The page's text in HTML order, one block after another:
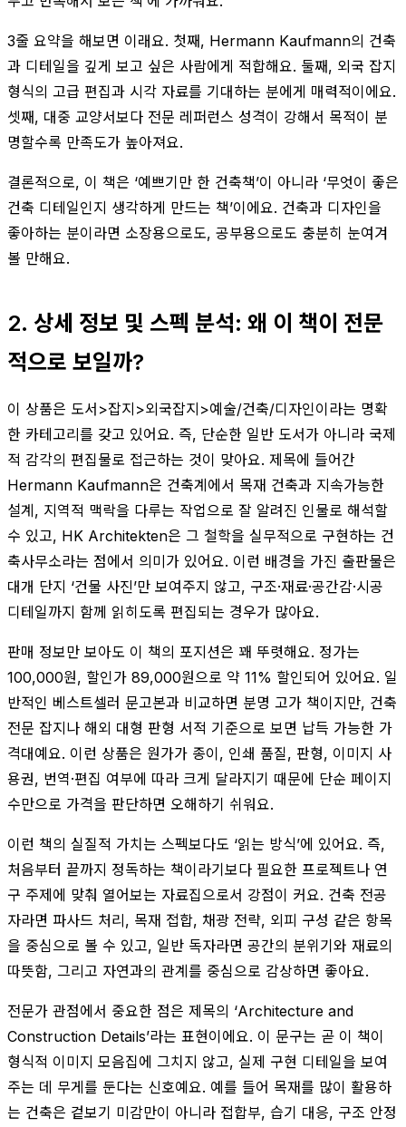
3줄 요약을 해보면 이래요. 첫째, Hermann Kaufmann의 건축
과 디테일을 깊게 보고 싶은 사람에게 적합해요. 둘째, 외국 잡지
형식의 고급 편집과 시각 자료를 기대하는 분에게 매력적이에요.
셋째, 대중 교양서보다 전문 레퍼런스 성격이 강해서 목적이 분
명할수록 만족도가 높아져요.
결론적으로, 이 책은 ‘예쁘기만 한 건축책’이 아니라 ‘무엇이 좋은
건축 디테일인지 생각하게 만드는 책’이에요. 건축과 디자인을
좋아하는 분이라면 소장용으로도, 공부용으로도 충분히 눈여겨
볼 만해요.
2. 상세 정보 및 스펙 분석: 왜 이 책이 전문
적으로 보일까?
이 상품은 도서>잡지>외국잡지>예술/건축/디자인이라는 명확
한 카테고리를 갖고 있어요. 즉, 단순한 일반 도서가 아니라 국제
적 감각의 편집물로 접근하는 것이 맞아요. 제목에 들어간
Hermann Kaufmann은 건축계에서 목재 건축과 지속가능한
설계, 지역적 맥락을 다루는 작업으로 잘 알려진 인물로 해석할
수 있고, HK Architekten은 그 철학을 실무적으로 구현하는 건
축사무소라는 점에서 의미가 있어요. 이런 배경을 가진 출판물은
대개 단지 ‘건물 사진’만 보여주지 않고, 구조·재료·공간감·시공
디테일까지 함께 읽히도록 편집되는 경우가 많아요.
판매 정보만 보아도 이 책의 포지션은 꽤 뚜렷해요. 정가는
100,000원, 할인가 89,000원으로 약 11% 할인되어 있어요. 일
반적인 베스트셀러 문고본과 비교하면 분명 고가 책이지만, 건축
전문 잡지나 해외 대형 판형 서적 기준으로 보면 납득 가능한 가
격대예요. 이런 상품은 원가가 종이, 인쇄 품질, 판형, 이미지 사
용권, 번역·편집 여부에 따라 크게 달라지기 때문에 단순 페이지
수만으로 가격을 판단하면 오해하기 쉬워요.
이런 책의 실질적 가치는 스펙보다도 ‘읽는 방식’에 있어요. 즉,
처음부터 끝까지 정독하는 책이라기보다 필요한 프로젝트나 연
구 주제에 맞춰 열어보는 자료집으로서 강점이 커요. 건축 전공
자라면 파사드 처리, 목재 접합, 채광 전략, 외피 구성 같은 항목
을 중심으로 볼 수 있고, 일반 독자라면 공간의 분위기와 재료의
따뜻함, 그리고 자연과의 관계를 중심으로 감상하면 좋아요.
전문가 관점에서 중요한 점은 제목의 ‘Architecture and
Construction Details’라는 표현이에요. 이 문구는 곧 이 책이
형식적 이미지 모음집에 그치지 않고, 실제 구현 디테일을 보여
주는 데 무게를 둔다는 신호예요. 예를 들어 목재를 많이 활용하
는 건축은 겉보기 미감만이 아니라 접합부, 습기 대응, 구조 안정